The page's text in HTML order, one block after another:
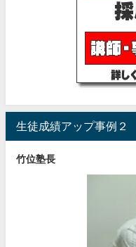
生徒成績アップ事例２
竹位塾長